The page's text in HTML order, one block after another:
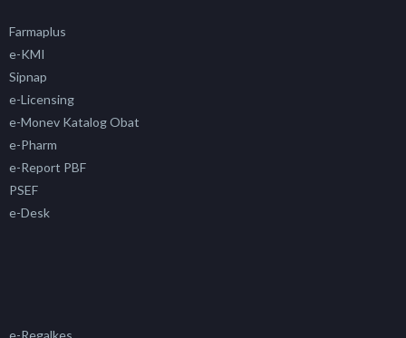
Farmaplus
e-KMI
Sipnap
e-Licensing
e-Monev Katalog Obat
e-Pharm
e-Report PBF
PSEF
e-Desk